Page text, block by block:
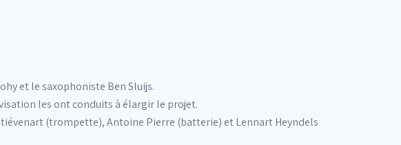
et le saxophoniste Ben Sluijs.
les ont conduits à élargir le projet.
(trompette), Antoine Pierre (batterie) et Lennart Heyndels